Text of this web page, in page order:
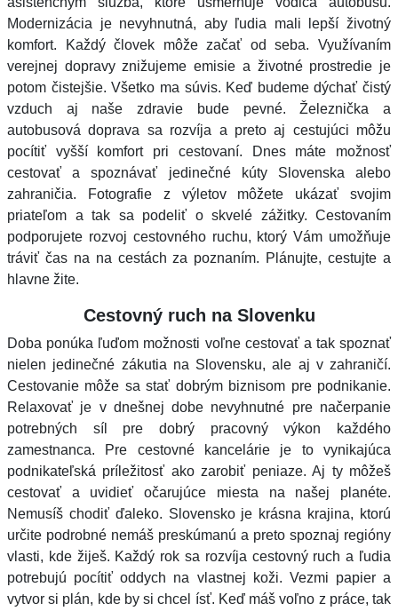
Modernizácia je nevyhnutná, aby ľudia mali lepší životný
komfort. Každý človek môže začať od seba. Využívaním
verejnej dopravy znižujeme emisie a životné prostredie je
potom čistejšie. Všetko ma súvis. Keď budeme dýchať čistý
vzduch aj naše zdravie bude pevné. Železnička a
autobusová doprava sa rozvíja a preto aj cestujúci môžu
pocítiť vyšší komfort pri cestovaní. Dnes máte možnosť
cestovať a spoznávať jedinečné kúty Slovenska alebo
zahraničia. Fotografie z výletov môžete ukázať svojim
priateľom a tak sa podeliť o skvelé zážitky. Cestovaním
podporujete rozvoj cestovného ruchu, ktorý Vám umožňuje
tráviť čas na na cestách za poznaním. Plánujte, cestujte a
hlavne žite.
Cestovný ruch na Slovenku
Doba ponúka ľuďom možnosti voľne cestovať a tak spoznať
nielen jedinečné zákutia na Slovensku, ale aj v zahraničí.
Cestovanie môže sa stať dobrým biznisom pre podnikanie.
Relaxovať je v dnešnej dobe nevyhnutné pre načerpanie
potrebných síl pre dobrý pracovný výkon každého
zamestnanca. Pre cestovné kancelárie je to vynikajúca
podnikateľská príležitosť ako zarobiť peniaze. Aj ty môžeš
cestovať a uvidieť očarujúce miesta na našej planéte.
Nemusíš chodiť ďaleko. Slovensko je krásna krajina, ktorú
určite podrobné nemáš preskúmanú a preto spoznaj regióny
vlasti, kde žiješ. Každý rok sa rozvíja cestovný ruch a ľudia
potrebujú pocítiť oddych na vlastnej koži. Vezmi papier a
vytvor si plán, kde by si chcel ísť. Keď máš voľno z práce, tak